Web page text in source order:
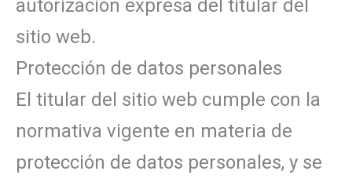
autorización expresa del titular del
sitio web.
Protección de datos personales
El titular del sitio web cumple con la
normativa vigente en materia de
protección de datos personales, y se